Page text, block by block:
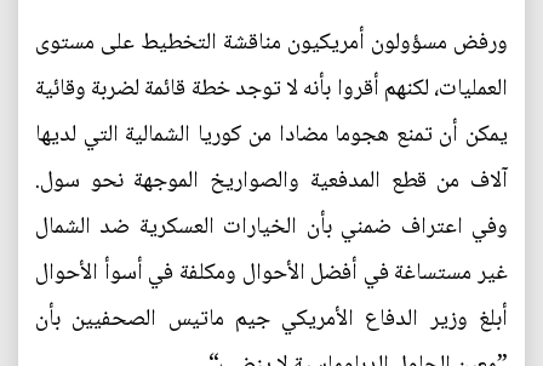
ورفض مسؤولون أمريكيون مناقشة التخطيط على مستوى
العمليات، لكنهم أقروا بأنه لا توجد خطة قائمة لضربة وقائية
يمكن أن تمنع هجوما مضادا من كوريا الشمالية التي لديها
آلاف من قطع المدفعية والصواريخ الموجهة نحو سول.
وفي اعتراف ضمني بأن الخيارات العسكرية ضد الشمال
غير مستساغة في أفضل الأحوال ومكلفة في أسوأ الأحوال
أبلغ وزير الدفاع الأمريكي جيم ماتيس الصحفيين بأن